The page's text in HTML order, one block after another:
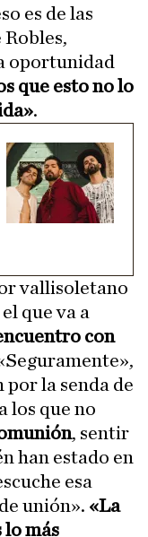
es de las
Robles,
oportunidad
que esto no lo
.
vallisoletano
que va a
con
la senda de
los que no
, sentir
han estado en
esa
unión». «La
lo más